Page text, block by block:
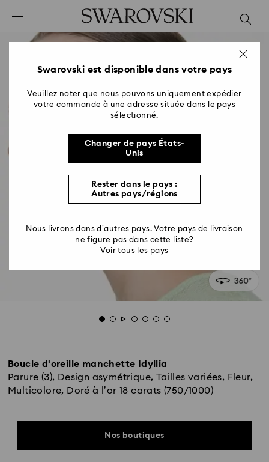
Accesskeys list
0 - Header
2 - Footer
Boucle d'oreille manchette Idyllia
Parure (3), Design asymétrique, Tailles variées, Fleur,
Multicolore, Doré à l’or 18 carats (750/1000)
Nos boutiques
Swarovski est disponible dans votre pays
Veuillez noter que nous pouvons uniquement expédier
votre commande à une adresse située dans le pays
sélectionné.
Changer de pays États-
Unis
Rester dans le pays :
Autres pays/régions
Nous livrons dans d’autres pays. Votre pays de livraison
ne figure pas dans cette liste?
Voir tous les pays